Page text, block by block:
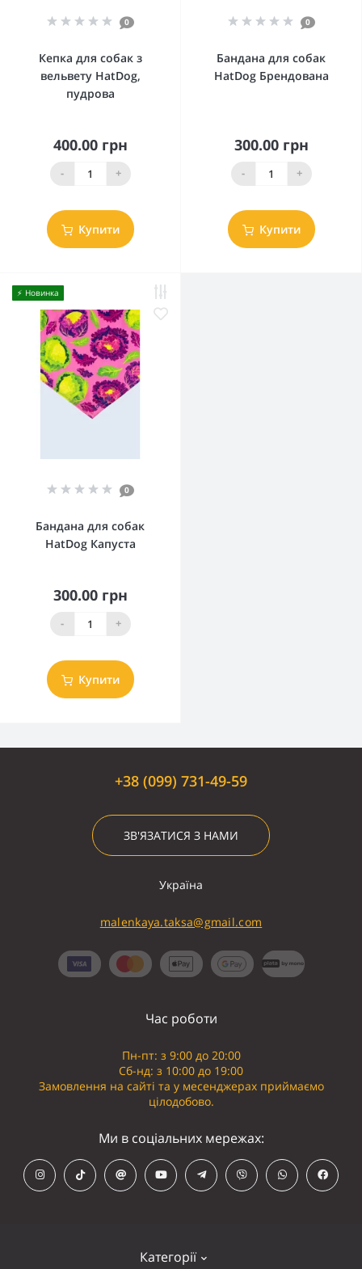
0
Кепка для собак з
вельвету HatDog,
пудрова
400.00 грн
- +
Купити
0
Бандана для собак
HatDog Брендована
300.00 грн
- +
Купити
⚡️ Новинка
0
Бандана для собак
HatDog Капуста
300.00 грн
- +
Купити
+38 (099) 731-49-59
ЗВ'ЯЗАТИСЯ З НАМИ
Україна
malenkaya.taksa@gmail.com
Категорії
Час роботи
Пн-пт: з 9:00 до 20:00
Сб-нд: з 10:00 до 19:00
Замовлення на сайті та у месенджерах приймаємо
цілодобово.
Ми в соціальних мережах: